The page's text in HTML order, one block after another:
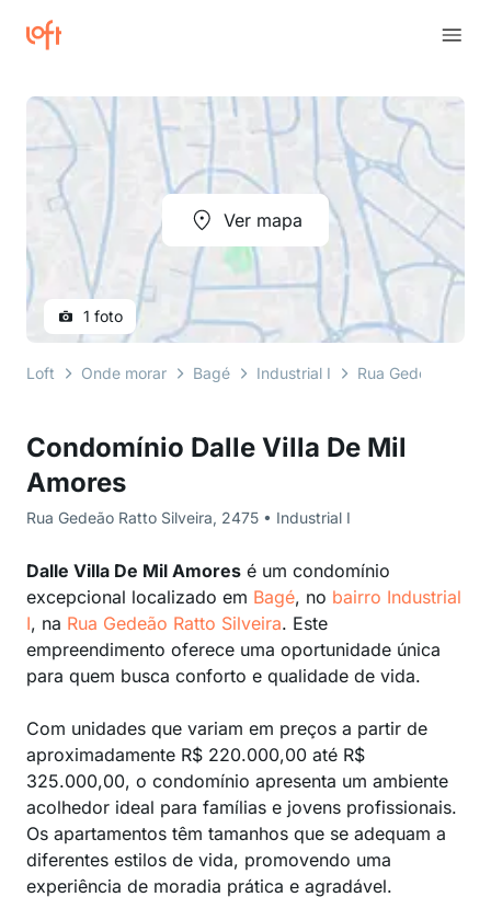
Condomínio Dalle Villa De Mil
Amores
Rua Gedeão Ratto Silveira, 2475 • Industrial I
Dalle Villa De Mil Amores é um condomínio
excepcional localizado em Bagé, no bairro Industrial
I, na Rua Gedeão Ratto Silveira. Este
empreendimento oferece uma oportunidade única
para quem busca conforto e qualidade de vida.
Com unidades que variam em preços a partir de
aproximadamente R$ 220.000,00 até R$
325.000,00, o condomínio apresenta um ambiente
acolhedor ideal para famílias e jovens profissionais.
Os apartamentos têm tamanhos que se adequam a
diferentes estilos de vida, promovendo uma
experiência de moradia prática e agradável.
Ver mapa
1 foto
Loft Onde morar Bagé Industrial I Rua Gedeão